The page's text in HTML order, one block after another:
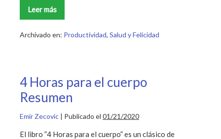
Leer más
El
Poder
Ahora
Archivado en: Productividad, Salud y Felicidad
4 Horas para el cuerpo
Resumen
Emir Zecovic | Publicado el 01/21/2020
El libro ”4 Horas para el cuerpo” es un clásico de